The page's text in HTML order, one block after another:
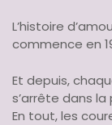
L’histoire
commence en
Et depuis,
s’arrête dans
En tout, les